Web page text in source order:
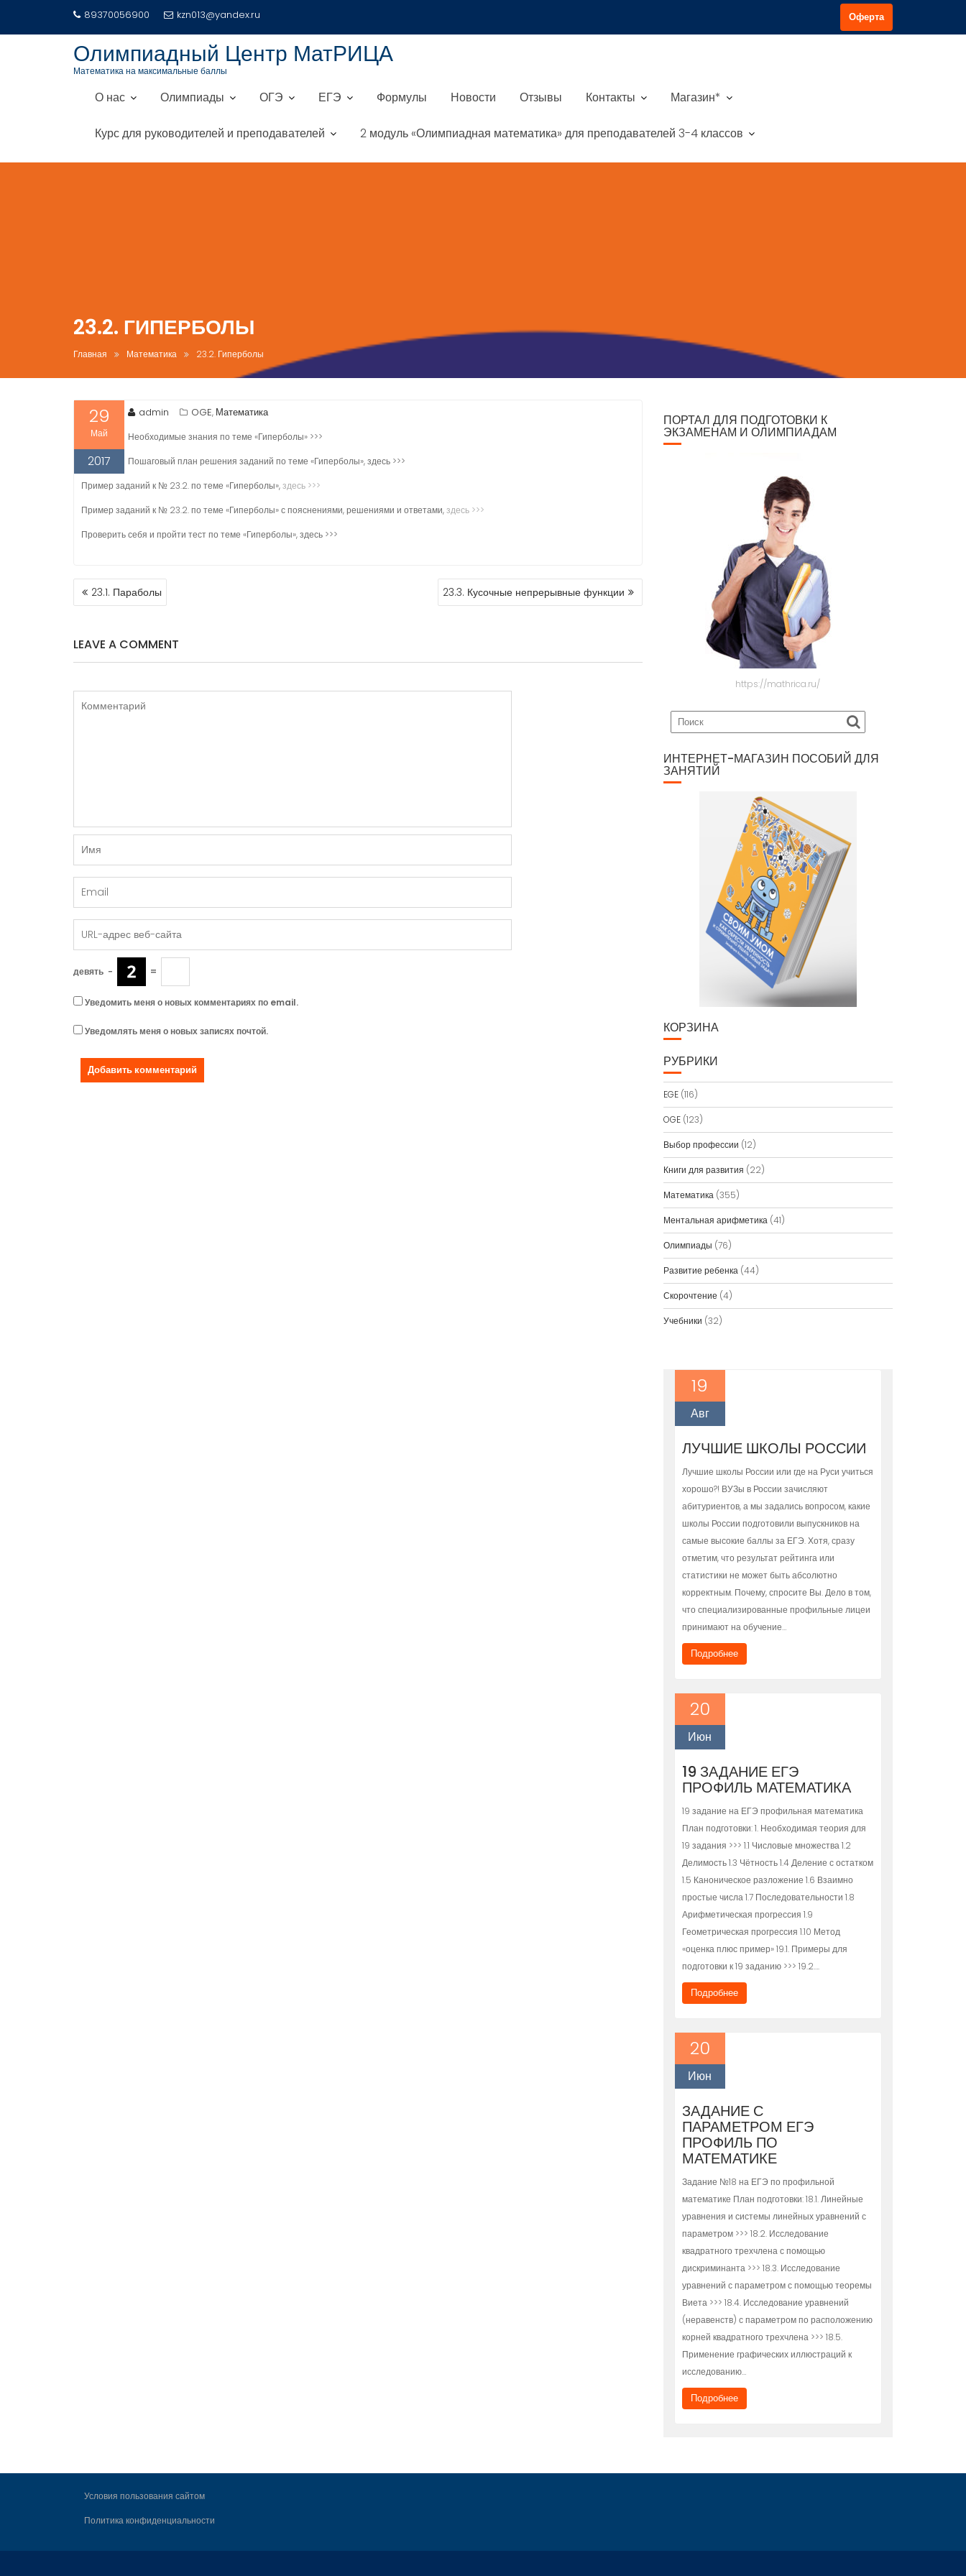
89370056900 kzn013@yandex.ru Оферта
Олимпиадный Центр МатРИЦА
Математика на максимальные баллы
О нас Олимпиады ОГЭ ЕГЭ Формулы Новости Отзывы Контакты Магазин*
Курс для руководителей и преподавателей 2 модуль «Олимпиадная математика» для преподавателей 3-4 классов
23.2. ГИПЕРБОЛЫ
Главная Математика 23.2. Гиперболы
29
Май
2017
admin OGE, Математика
Необходимые знания по теме «Гиперболы» >>>
Пошаговый план решения заданий по теме «Гиперболы», здесь >>>
Пример заданий к № 23.2. по теме «Гиперболы»,здесь >>>
Пример заданий к № 23.2. по теме «Гиперболы» с пояснениями, решениями и ответами,здесь >>>
Проверить себя и пройти тест по теме «Гиперболы», здесь >>>
НАВИГАЦИЯ
ПО23.1. Параболы 23.3. Кусочные непрерывные функции
LEAVE A COMMENT
девять − =
Уведомить меня о новых комментариях по email.
Уведомлять меня о новых записях почтой.
ПОРТАЛ ДЛЯ ПОДГОТОВКИ К
ЭКЗАМЕНАМ И ОЛИМПИАДАМ
https://mathrica.ru/
ИНТЕРНЕТ-МАГАЗИН ПОСОБИЙ ДЛЯ
ЗАНЯТИЙ
КОРЗИНА
РУБРИКИ
EGE(116)
OGE(123)
Выбор профессии (12)
Книги для развития (22)
Математика(355)
Ментальная арифметика(41)
Олимпиады (76)
Развитие ребенка(44)
Скорочтение (4)
Учебники (32)
19
Авг
ЛУЧШИЕ ШКОЛЫ РОССИИ
Лучшие школы России или где на Руси учиться
хорошо?! ВУЗы в России зачисляют
абитуриентов, а мы задались вопросом, какие
школы России подготовили выпускников на
самые высокие баллы за ЕГЭ. Хотя, сразу
отметим, что результат рейтинга или
статистики не может быть абсолютно
корректным. Почему, спросите Вы. Дело в том,
что специализированные профильные лицеи
принимают на обучение…
Подробнее
20
Июн
19 ЗАДАНИЕ ЕГЭ
ПРОФИЛЬ МАТЕМАТИКА
19 задание на ЕГЭ профильная математика
План подготовки: 1. Необходимая теория для
19 задания >>> 1.1 Числовые множества 1.2
Делимость 1.3 Чётность 1.4 Деление с остатком
1.5 Каноническое разложение 1.6 Взаимно
простые числа 1.7 Последовательности 1.8
Арифметическая прогрессия 1.9
Геометрическая прогрессия 1.10 Метод
«оценка плюс пример» 19.1. Примеры для
подготовки к 19 заданию >>> 19.2….
Подробнее
20
Июн
ЗАДАНИЕ С
ПАРАМЕТРОМ ЕГЭ
ПРОФИЛЬ ПО
МАТЕМАТИКЕ
Задание №18 на ЕГЭ по профильной
математике План подготовки: 18.1. Линейные
уравнения и системы линейных уравнений с
параметром >>> 18.2. Исследование
квадратного трехчлена с помощью
дискриминанта >>> 18.3. Исследование
уравнений с параметром с помощью теоремы
Виета >>> 18.4. Исследование уравнений
(неравенств) с параметром по расположению
корней квадратного трехчлена >>> 18.5.
Применение графических иллюстраций к
исследованию…
Подробнее
Условия пользования сайтом
Политика конфиденциальности